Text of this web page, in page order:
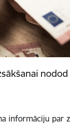
informāciju par